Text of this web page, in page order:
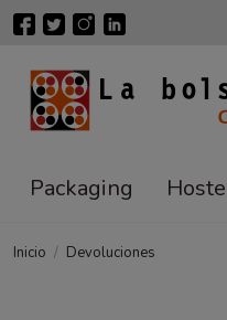
Packaging
Inicio Devoluciones